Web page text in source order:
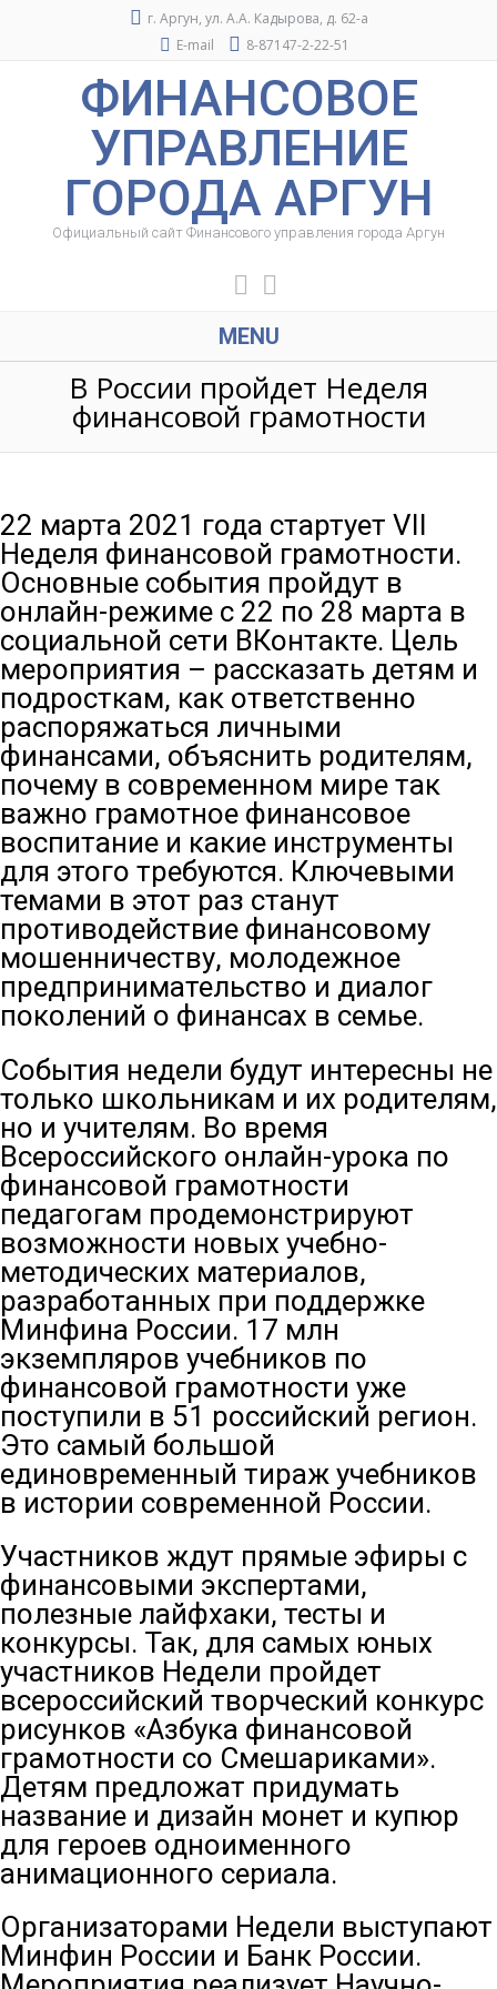
г. Аргун, ул. А.А. Кадырова, д. 62-а
E-mail
8-87147-2-22-51
ФИНАНСОВОЕ
УПРАВЛЕНИЕ
ГОРОДА АРГУН
Официальный сайт Финансового управления города Аргун
MENU
В России пройдет Неделя
финансовой грамотности
22 марта 2021 года стартует VII
Неделя финансовой грамотности.
Основные события пройдут в
онлайн-режиме с 22 по 28 марта в
социальной сети ВКонтакте. Цель
мероприятия – рассказать детям и
подросткам, как ответственно
распоряжаться личными
финансами, объяснить родителям,
почему в современном мире так
важно грамотное финансовое
воспитание и какие инструменты
для этого требуются. Ключевыми
темами в этот раз станут
противодействие финансовому
мошенничеству, молодежное
предпринимательство и диалог
поколений о финансах в семье.
События недели будут интересны не
только школьникам и их родителям,
но и учителям. Во время
Всероссийского онлайн-урока по
финансовой грамотности
педагогам продемонстрируют
возможности новых учебно-
методических материалов,
разработанных при поддержке
Минфина России. 17 млн
экземпляров учебников по
финансовой грамотности уже
поступили в 51 российский регион.
Это самый большой
единовременный тираж учебников
в истории современной России.
Участников ждут прямые эфиры с
финансовыми экспертами,
полезные лайфхаки, тесты и
конкурсы. Так, для самых юных
участников Недели пройдет
всероссийский творческий конкурс
рисунков «Азбука финансовой
грамотности со Смешариками».
Детям предложат придумать
название и дизайн монет и купюр
для героев одноименного
анимационного сериала.
Организаторами Недели выступают
Минфин России и Банк России.